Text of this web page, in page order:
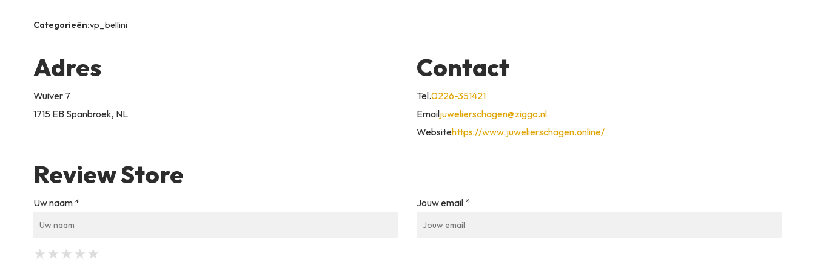
Categorieën:vp_bellini
Adres
Wuiver 7
1715 EB Spanbroek, NL
Contact
Tel.0226-351421
Emailjuwelierschagen@ziggo.nl
Websitehttps://www.juwelierschagen.online/
Review Store
Uw naam * Jouw email *
★
★ ★
★ ★ ★
★ ★ ★ ★
★ ★ ★ ★ ★